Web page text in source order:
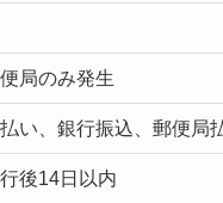
局のみ発生
い、銀行振込、郵便局
後14日以内